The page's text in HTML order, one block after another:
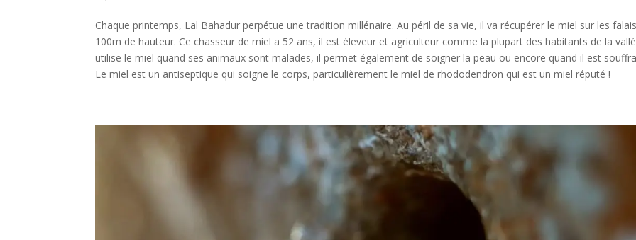
Chaque printemps, Lal Bahadur perpétue une tradition millénaire. Au péril de sa vie, il va récupérer le miel sur les
100m de hauteur. Ce chasseur de miel a 52 ans, il est éleveur et agriculteur comme la plupart des habitants de la
utilise le miel quand ses animaux sont malades, il permet également de soigner la peau ou encore quand il est
Le miel est un antiseptique qui soigne le corps, particulièrement le miel de rhododendron qui est un miel réputé !